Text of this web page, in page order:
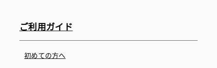
ご利用ガイド
初めての方へ